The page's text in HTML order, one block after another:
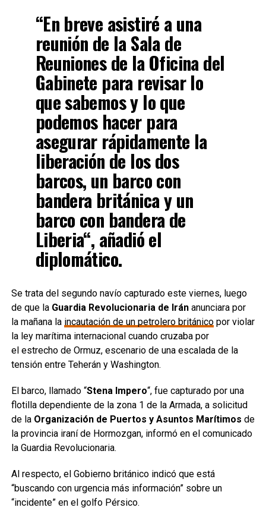
“En breve asistiré a una
reunión de laSala de
Reuniones de la Oficina del
Gabinete para revisar lo
que sabemos y lo que
podemos hacer para
asegurar rápidamente la
liberación de los dos
barcos, un barco con
bandera británicay un
barco con bandera de
Liberia“, añadió el
diplomático.
Se trata del segundo navío capturado este viernes, luego
de que la Guardia Revolucionaria de Iránanunciara por
la mañana la incautación de un petrolero británicopor violar
la ley marítima internacional cuando cruzaba por
el estrecho de Ormuz, escenario de una escalada de la
tensión entre Teherán y Washington.
El barco, llamado “Stena Impero“, fue capturado por una
flotilla dependiente de la zona 1 de la Armada, a solicitud
de la Organización de Puertos y Asuntos Marítimos de
la provincia iraní de Hormozgan, informó en el comunicado
la Guardia Revolucionaria.
Al respecto, el Gobierno británico indicó que está
“buscando con urgencia más información” sobre un
“incidente” en el golfo Pérsico.